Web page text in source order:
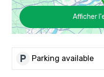
Afficher
local_parking Parking available